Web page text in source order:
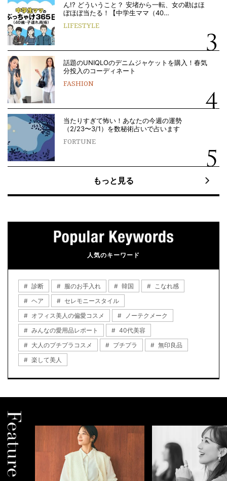
ん!? どういうこと？ 安堵から一転、女の勘はほ
ぼほぼ当たる！【中学生ママ（40…
LIFESTYLE
話題のUNIQLOのデニムジャケットを購入！春気
分投入のコーディネート
FASHION
当たりすぎて怖い！あなたの今週の運勢
（2/23〜3/1）を数秘術占いで占います
FORTUNE
もっと見る
人気のキーワード
診断 服のお手入れ 韓国
こなれ感
ヘア
セレモニースタイル
オフィス美人の偏愛コスメ
ノーテクメーク
みんなの愛用品レポート
40代美容
大人のプチプラコスメ
プチプラ
無印良品
楽して美人